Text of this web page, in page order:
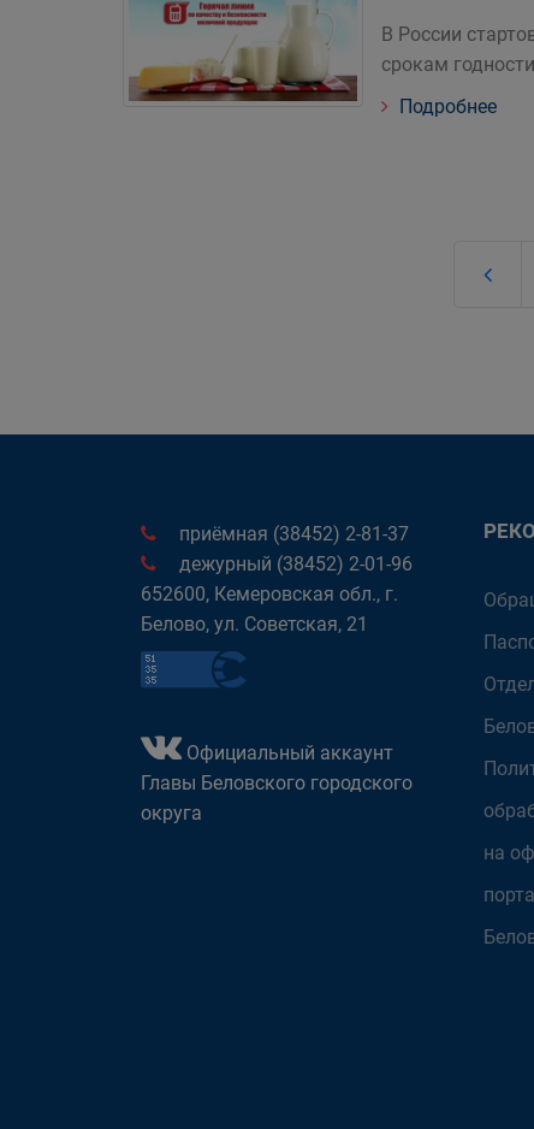
В России
срокам
Подробнее
приёмная (38452) 2-81-37
дежурный (38452) 2-01-96
652600, Кемеровская обл., г.
Белово, ул. Советская, 21
Официальный аккаунт
Главы Беловского городского
округа
на